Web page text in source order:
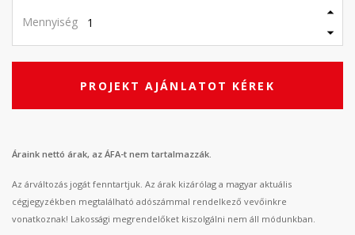
Mennyiség
PROJEKT AJÁNLATOT KÉREK
Áraink nettó árak, az ÁFA-t nem tartalmazzák.
Az árváltozás jogát fenntartjuk. Az árak kizárólag a magyar aktuális
cégjegyzékben megtalálható adószámmal rendelkező vevőinkre
vonatkoznak! Lakossági megrendelőket kiszolgálni nem áll módunkban.